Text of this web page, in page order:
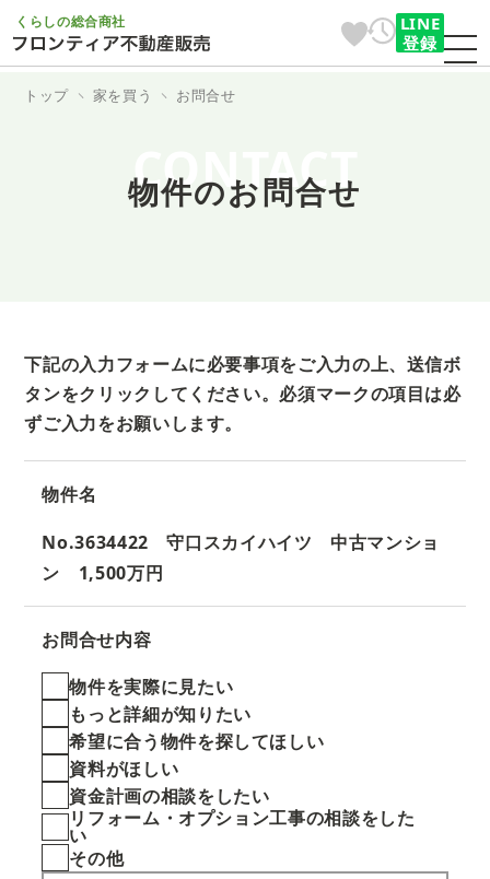
くらしの総合商社
LINE
登録
トップ 家を買う お問合せ
CONTACT
物件のお問合せ
下記の入力フォームに必要事項をご入力の上、送信ボ
タンをクリックしてください。 必須マークの項目は必
ずご入力をお願いします。
物件名
No.3634422 守口スカイハイツ 中古マンショ
ン 1,500万円
お問合せ内容
物件を実際に見たい
もっと詳細が知りたい
希望に合う物件を探してほしい
資料がほしい
資金計画の相談をしたい
リフォーム・オプション工事の相談をした
い
その他